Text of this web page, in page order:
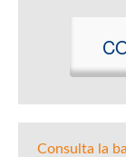
Consulta la